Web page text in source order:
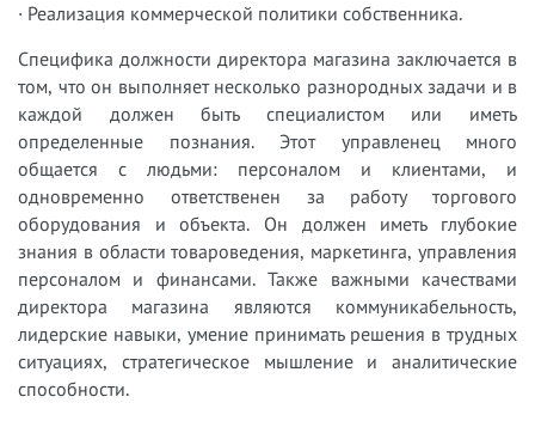
· Реализация коммерческой политики собственника.
Специфика должности директора магазина заключается в
том, что он выполняет несколько разнородных задачи и в
каждой должен быть специалистом или иметь
определенные познания. Этот управленец много
общается с людьми: персоналом и клиентами, и
одновременно ответственен за работу торгового
оборудования и объекта. Он должен иметь глубокие
знания в области товароведения, маркетинга, управления
персоналом и финансами. Также важными качествами
директора магазина являются коммуникабельность,
лидерские навыки, умение принимать решения в трудных
ситуациях, стратегическое мышление и аналитические
способности.